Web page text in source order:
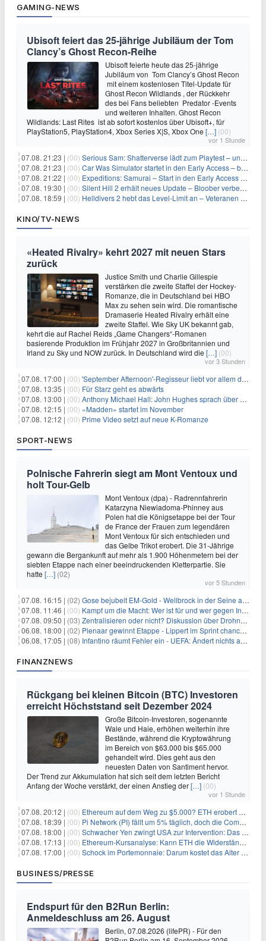
GAMING-NEWS
Ubisoft feiert das 25-jährige Jubiläum der Tom
Clancy’s Ghost Recon-Reihe
Ubisoft feierte heute das 25-jährige
Jubiläum von Tom Clancy’s Ghost Recon
mit einem kostenlosen Titel-Update für
Ghost Recon Wildlands , der Rückkehr
des bei Fans beliebten Predator -Events
und weiteren Inhalten. Ghost Recon
Wildlands: Last Rites ist ab sofort kostenlos über Ubisoft+, für
PlayStation5, PlayStation4, Xbox Series X|S, Xbox One […] (00)
vor 1 Stunde
07.08. 21:23 | (00) Serious Sam: Shatterverse lädt zum Playtest – und erscheint schon bald!
07.08. 21:23 | (00) Car Was Simulator startet in den Early Access – bald gehts los!
07.08. 21:22 | (00) Expeditions: Samurai – Start in den Early Access ab heute im feudalen Japan
07.08. 19:30 | (00) Silent Hill 2 erhält neues Update – Bloober verbessert Grafik und Performance
07.08. 18:59 | (00) Helldivers 2 hebt das Level-Limit an – Veteranen können endlich weiter aufsteigen
KINO/TV-NEWS
«Heated Rivalry» kehrt 2027 mit neuen Stars
zurück
Justice Smith und Charlie Gillespie
verstärken die zweite Staffel der Hockey-
Romanze, die in Deutschland bei HBO
Max zu sehen sein wird. Die romantische
Dramaserie Heated Rivalry erhält eine
zweite Staffel. Wie Sky UK bekannt gab,
kehrt die auf Rachel Reids „Game Changers“-Romanen
basierende Produktion im Frühjahr 2027 in Großbritannien und
Irland zu Sky und NOW zurück. In Deutschland wird die […] (00)
vor 3 Stunden
07.08. 17:00 | (00) 'September Afternoon'-Regisseur liebt vor allem die 'Banalität' in seinen Filmen
07.08. 13:35 | (00) Für Starz geht es abwärts
07.08. 13:00 | (00) Anthony Michael Hall: John Hughes sprach über eine Fortsetzung von 'The Breakfast Club'
07.08. 12:15 | (00) «Madden» startet im November
07.08. 12:12 | (00) Prime Video setzt auf neue K-Romanze
SPORT-NEWS
Polnische Fahrerin siegt am Mont Ventoux und
holt Tour-Gelb
Mont Ventoux (dpa) - Radrennfahrerin
Katarzyna Niewiadoma-Phinney aus
Polen hat die Königsetappe bei der Tour
de France der Frauen zum legendären
Mont Ventoux für sich entschieden und
das Gelbe Trikot erobert. Die 31-Jährige
gewann die Bergankunft auf mehr als 1.900 Höhenmetern bei der
siebten Etappe nach einer beeindruckenden Kletterpartie. Sie
hatte […] (02)
vor 5 Stunden
07.08. 16:15 | (02) Gose bejubelt EM-Gold - Wellbrock in der Seine ausgebremst
07.08. 11:46 | (00) Kampf um die Macht: Wer ist für und wer gegen Infantino?
07.08. 09:50 | (03) Zentralisieren oder nicht? Diskussion über Drohnenabwehr
06.08. 18:00 | (02) Pienaar gewinnt Etappe - Lippert im Sprint chancenlos
06.08. 17:05 | (08) Infantino räumt Fehler ein - UEFA: Ändert nichts an Boykott
FINANZNEWS
Rückgang bei kleinen Bitcoin (BTC) Investoren
erreicht Höchststand seit Dezember 2024
Große Bitcoin-Investoren, sogenannte
Wale und Haie, erhöhen weiterhin ihre
Bestände, während die Kryptowährung
im Bereich von $63.000 bis $65.000
gehandelt wird. Dies geht aus den
neuesten Daten von Santiment hervor.
Der Trend zur Akkumulation hat sich seit dem letzten Bericht
Anfang der Woche verstärkt, der einen Anstieg der[…] (00)
vor 1 Stunde
07.08. 20:12 | (00) Ethereum auf dem Weg zu $5.000? ETH erobert wichtige Marke zurück, während Institutionen weiter akkumulieren
07.08. 18:39 | (00) Pi Network (PI) fällt um 5% täglich, doch die Community bleibt optimistisch
07.08. 18:00 | (00) Schwacher Yen zwingt USA zur Intervention: Das größte Risiko seit 15 Jahren
07.08. 17:13 | (00) Ethereum-Kursanalyse: Kann ETH die Widerstände der gleitenden Durchschnitte überwinden?
07.08. 17:00 | (00) Schock im Portemonnaie: Darum kostet das Alter deutlich mehr als Sie denken
BUSINESS/PRESSE
Endspurt für den B2Run Berlin:
Anmeldeschluss am 26. August
Berlin, 07.08.2026 (lifePR) - Für den